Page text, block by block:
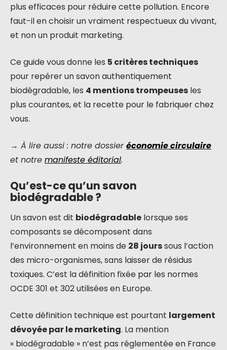
plus efficaces pour réduire cette pollution. Encore
faut-il en choisir un vraiment respectueux du vivant,
et non un produit marketing.
Ce guide vous donne les 5 critères techniques
pour repérer un savon authentiquement
biodégradable, les 4 mentions trompeuses les
plus courantes, et la recette pour le fabriquer chez
vous.
→ À lire aussi : notre dossieréconomie circulaire
et notre manifeste éditorial.
Qu’est-ce qu’un savon
biodégradable ?
Un savon est dit biodégradable lorsque ses
composants se décomposent dans
l’environnement en moins de 28 jourssous l’action
des micro-organismes, sans laisser de résidus
toxiques. C’est la définition fixée par les normes
OCDE 301 et 302 utilisées en Europe.
Cette définition technique est pourtant largement
dévoyée par le marketing. La mention
« biodégradable » n’est pas réglementée en France